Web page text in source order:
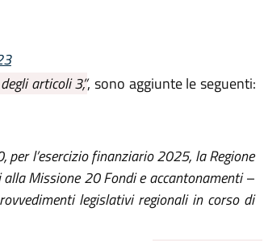
articoli 3,”, sono aggiunte le seguenti:
l’esercizio finanziario 2025, la Regione
Missione 20 Fondi e accantonamenti –
legislativi regionali in corso di